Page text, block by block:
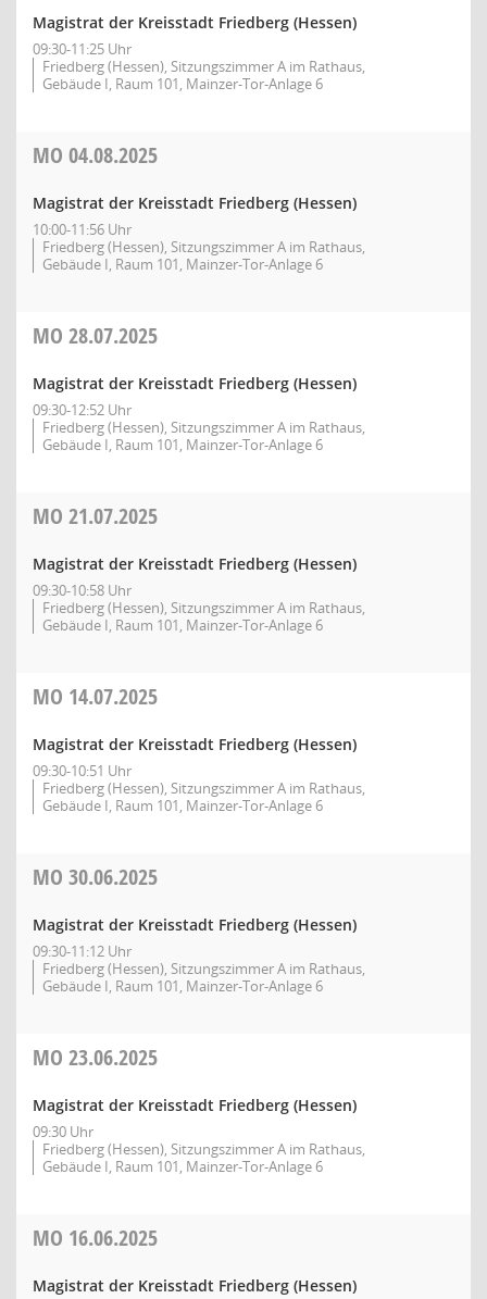
Magistrat der Kreisstadt Friedberg (Hessen)
09:30-11:25 Uhr
Friedberg (Hessen), Sitzungszimmer A im Rathaus,
Gebäude I, Raum 101, Mainzer-Tor-Anlage 6
MO 04.08.2025
Magistrat der Kreisstadt Friedberg (Hessen)
10:00-11:56 Uhr
Friedberg (Hessen), Sitzungszimmer A im Rathaus,
Gebäude I, Raum 101, Mainzer-Tor-Anlage 6
MO 28.07.2025
Magistrat der Kreisstadt Friedberg (Hessen)
09:30-12:52 Uhr
Friedberg (Hessen), Sitzungszimmer A im Rathaus,
Gebäude I, Raum 101, Mainzer-Tor-Anlage 6
MO 21.07.2025
Magistrat der Kreisstadt Friedberg (Hessen)
09:30-10:58 Uhr
Friedberg (Hessen), Sitzungszimmer A im Rathaus,
Gebäude I, Raum 101, Mainzer-Tor-Anlage 6
MO 14.07.2025
Magistrat der Kreisstadt Friedberg (Hessen)
09:30-10:51 Uhr
Friedberg (Hessen), Sitzungszimmer A im Rathaus,
Gebäude I, Raum 101, Mainzer-Tor-Anlage 6
MO 30.06.2025
Magistrat der Kreisstadt Friedberg (Hessen)
09:30-11:12 Uhr
Friedberg (Hessen), Sitzungszimmer A im Rathaus,
Gebäude I, Raum 101, Mainzer-Tor-Anlage 6
MO 23.06.2025
Magistrat der Kreisstadt Friedberg (Hessen)
09:30 Uhr
Friedberg (Hessen), Sitzungszimmer A im Rathaus,
Gebäude I, Raum 101, Mainzer-Tor-Anlage 6
MO 16.06.2025
Magistrat der Kreisstadt Friedberg (Hessen)